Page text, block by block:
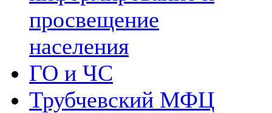
просвещение
населения
ГО и ЧС
Трубчевский МФЦ